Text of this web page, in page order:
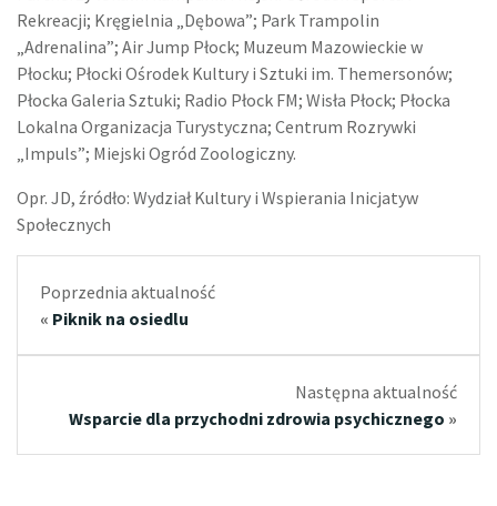
Rekreacji; Kręgielnia „Dębowa”; Park Trampolin
„Adrenalina”; Air Jump Płock; Muzeum Mazowieckie w
Płocku; Płocki Ośrodek Kultury i Sztuki im. Themersonów;
Płocka Galeria Sztuki; Radio Płock FM; Wisła Płock; Płocka
Lokalna Organizacja Turystyczna; Centrum Rozrywki
„Impuls”; Miejski Ogród Zoologiczny.
Opr. JD, źródło: Wydział Kultury i Wspierania Inicjatyw
Społecznych
Poprzednia aktualność
« Piknik na osiedlu
Następna aktualność
Wsparcie dla przychodni zdrowia psychicznego »